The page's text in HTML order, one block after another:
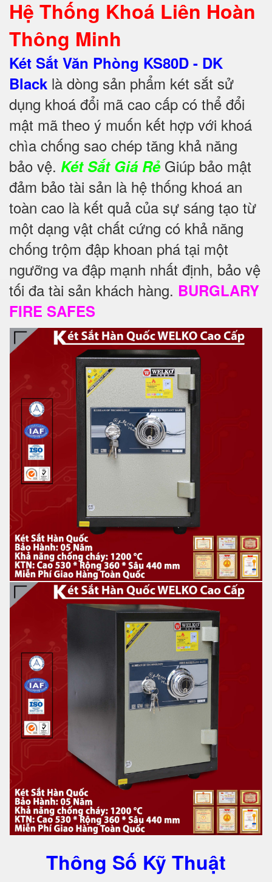
Hệ Thống Khoá Liên Hoàn
Thông Minh
Két Sắt Văn Phòng KS80D - DK
Black là dòng sản phẩm két sắt sử
dụng khoá đổi mã cao cấp có thể đổi
mật mã theo ý muốn kết hợp với khoá
chìa chống sao chép tăng khả năng
bảo vệ. Két Sắt Giá RẻGiúp bảo mật
đảm bảo tài sản là hệ thống khoá an
toàn cao là kết quả của sự sáng tạo từ
một dạng vật chất cứng có khả năng
chống trộm đập khoan phá tại một
ngưỡng va đập mạnh nhất định, bảo vệ
tối đa tài sản khách hàng. BURGLARY
FIRE SAFES
Thông Số Kỹ Thuật